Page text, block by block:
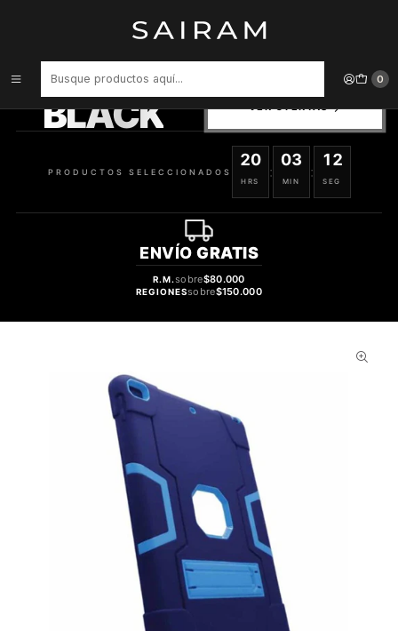
0
Carcasa Songz De Ipad For Ip Pro 12 9 /2018/2020 745964118599
BLACK
SELECCIONADOS
PRODUCTOS SELECCIONADOS
20
HRS
:
03
MIN
:
12
SEG
ENVÍO GRATIS
R.M.sobre$80.000
REGIONESsobre$150.000